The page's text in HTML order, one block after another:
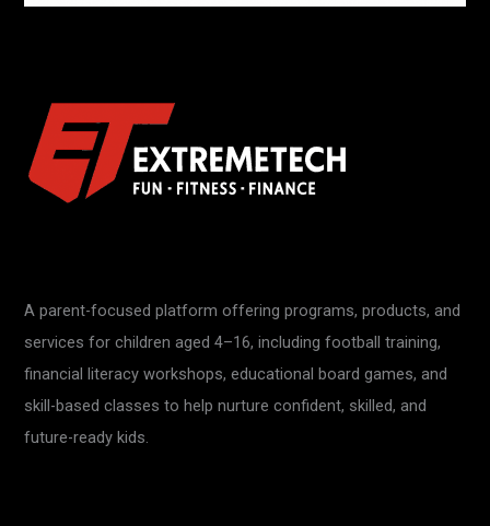
A parent-focused platform offering programs, products, and
services for children aged 4–16, including football training,
financial literacy workshops, educational board games, and
skill-based classes to help nurture confident, skilled, and
future-ready kids.